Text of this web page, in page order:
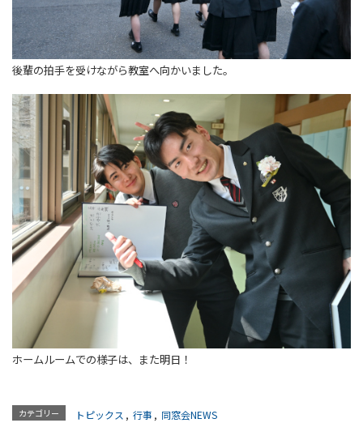
後輩の拍手を受けながら教室へ向かいました。
ホームルームでの様子は、また明日！
カテゴリー トピックス , 行事 , 同窓会NEWS